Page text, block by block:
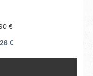
€
€